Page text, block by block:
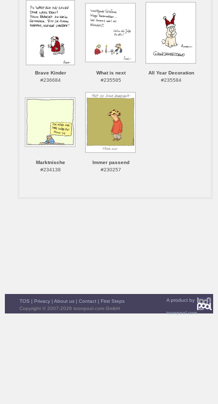
Brave Kinder
#236684
What is next
#235585
All Year Decoration
#235584
Marktnische
#234138
Immer passend
#230257
A product by
toonpool.com
TOS | Privacy | About us | Contact | First Steps
Copyright © 2007-2026 toonpool.com GmbH